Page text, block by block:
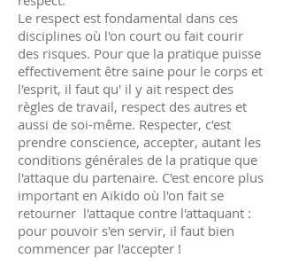
Le respect est fondamental dans ces
disciplines où l'on court ou fait courir
des risques. Pour que la pratique puisse
effectivement être saine pour le corps et
l'esprit, il faut qu' il y ait respect des
règles de travail, respect des autres et
aussi de soi-même. Respecter, c'est
prendre conscience, accepter, autant les
conditions générales de la pratique que
l'attaque du partenaire. C'est encore plus
important en Aïkido où l'on fait se
retourner l'attaque contre l'attaquant :
pour pouvoir s'en servir, il faut bien
commencer par l'accepter !